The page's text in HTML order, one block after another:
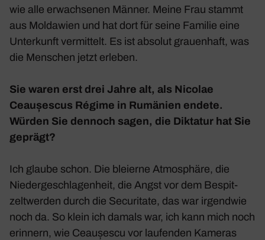
wie alle erwach­senen Männer. Meine Frau stammt
aus Molda­wien und hat dort für seine Familie eine
Unter­kunft vermit­telt. Es ist absolut grau­en­haft, was
die Menschen jetzt erleben.
Sie waren erst drei Jahre alt, als Nicolae
Ceaușescus Régime in Rumä­nien endete.
Würden Sie dennoch sagen, die Diktatur hat Sie
geprägt?
Ich glaube schon. Die blei­erne Atmo­sphäre, die
Nieder­ge­schla­gen­heit, die Angst vor dem Bespit­
zelt­werden durch die Secu­ri­tate, das war irgendwie
noch da. So klein ich damals war, ich kann mich noch
erin­nern, wie Ceaușescu vor laufenden Kameras